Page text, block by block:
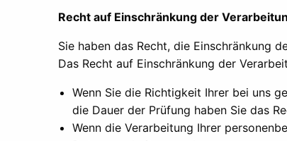
Recht auf Einschränkung der
Sie haben das Recht, die Einschränkung
Das Recht auf Einschränkung der
Wenn Sie die Richtigkeit Ihrer bei uns
die Dauer der Prüfung haben Sie das
Wenn die Verarbeitung Ihrer